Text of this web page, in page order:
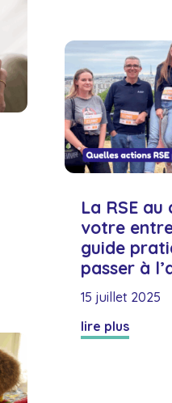
La RSE
votre
guide
passer à
15 juillet 2025
lire plus